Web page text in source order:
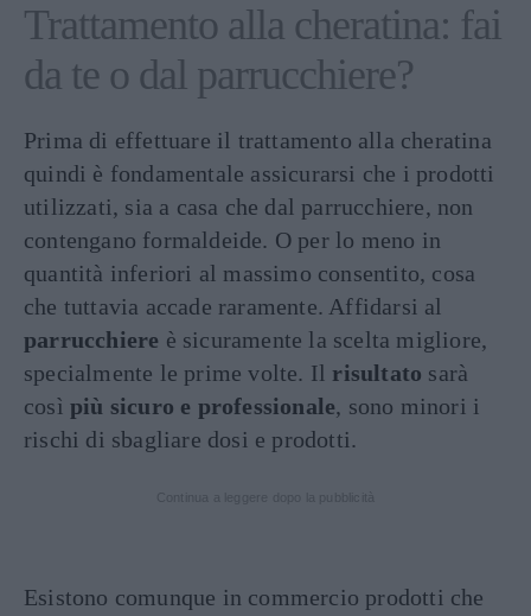
Trattamento alla cheratina: fai
da te o dal parrucchiere?
Prima di effettuare il trattamento alla cheratina
quindi è fondamentale assicurarsi che i prodotti
utilizzati, sia a casa che dal parrucchiere, non
contengano formaldeide. O per lo meno in
quantità inferiori al massimo consentito, cosa
che tuttavia accade raramente. Affidarsi al
parrucchiere è sicuramente la scelta migliore,
specialmente le prime volte. Il risultato sarà
così più sicuro e professionale, sono minori i
rischi di sbagliare dosi e prodotti.
Esistono comunque in commercio prodotti che